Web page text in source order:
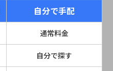
自分で手配
通常料金
自分で探す